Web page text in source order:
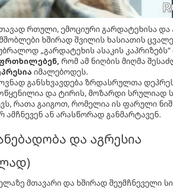
რთული, ემოციური გარდატეხისა და
ხშირად შვილის ხასიათის
„გარდატეხის ასაკის კაპრიზებს“
რომ ამ ნიღბის მიღმა
იმალებოდეს.
განსხვავდება ზრდასრულთა
და ტირის, მოზარდი სრულიად
რათა გაიგოთ, რომელია ის ფარული
ან არასწორად განმარტავენ.
და აგრესია
მთავარი და ხშირად შეუმჩნეველი